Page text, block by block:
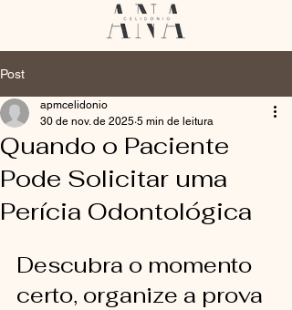
Post
Quando o Paciente
Pode Solicitar uma
Perícia Odontológica
apmcelidonio
30 de nov. de 2025 5 min de leitura
Descubra o momento
certo, organize a prova